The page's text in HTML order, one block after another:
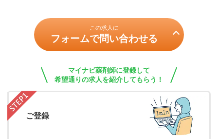
この求人に
フォームで問い合わせる
マイナビ薬剤師に登録して
希望通りの求人を紹介してもらう！
ご登録